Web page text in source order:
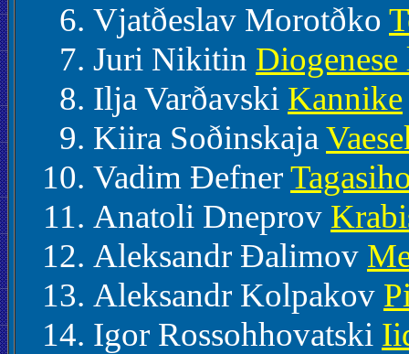
Vjatðeslav Morotðko
Juri Nikitin Diogenese
Ilja Varðavski Kannike
Kiira Soðinskaja
Vadim Ðefner
Anatoli Dneprov
Aleksandr Ðalimov
Aleksandr Kolpakov
Igor Rossohhovatski